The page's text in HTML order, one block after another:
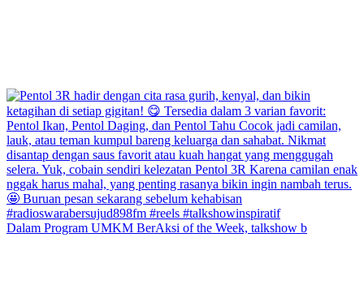
Dalam Program UMKM BerAksi of the Week, talkshow b